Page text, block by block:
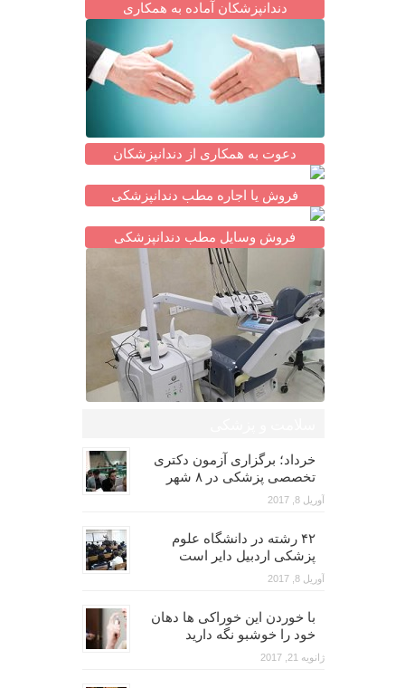
دندانپزشکان آماده به همکاری
دعوت به همکاری از دندانپزشکان
فروش یا اجاره مطب دندانپزشکی
فروش وسایل مطب دندانپزشکی
خرداد؛ برگزاری آزمون دکتری
تخصصی پزشکی در ۸ شهر
آوریل 8, 2017
۴۲ رشته در دانشگاه علوم
پزشکی اردبیل دایر است
آوریل 8, 2017
با خوردن این خوراکی ها دهان
خود را خوشبو نگه دارید
ژانویه 21, 2017